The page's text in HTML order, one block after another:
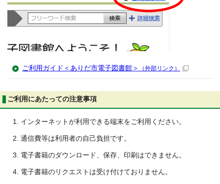
ご利用ガイド＜ありだ市電子図書館＞ （外部リンク）
ご利用にあたっての注意事項
インターネットが利用できる端末をご利用ください。
通信費等は利用者の自己負担です。
電子書籍のダウンロード、保存、印刷はできません。
電子書籍のリクエストは受け付けておりません。